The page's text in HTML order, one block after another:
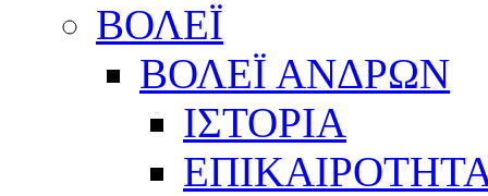
ΒΟΛΕΪ
ΒΟΛΕΪ ΑΝΔΡΩΝ
ΙΣΤΟΡΙΑ